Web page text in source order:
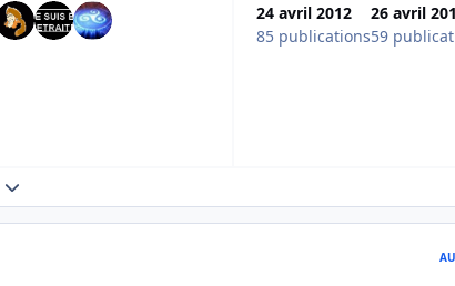
24 avril 2012
85 publications
26 avril
59
Expand topic overview